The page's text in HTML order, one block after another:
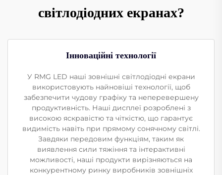
світлодіодних екранах?
Інноваційні технології
У RMG LED наші зовнішні світлодіодні екрани
використовують найновіші технології, щоб
забезпечити чудову графіку та неперевершену
продуктивність. Наші дисплеї розроблені з
високою яскравістю та чіткістю, що гарантує
видимість навіть при прямому сонячному світлі.
Завдяки передовим функціям, таким як
виявлення сили тяжіння та інтерактивні
можливості, наші продукти вирізняються на
конкурентному ринку виробників зовнішніх